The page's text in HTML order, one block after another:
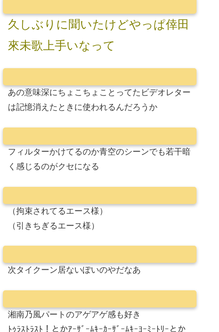
久しぶりに聞いたけどやっぱ倖田
來未歌上手いなって
あの意味深にちょこちょことってたビデオレター
は記憶消えたときに使われるんだろうか
フィルターかけてるのか青空のシーンでも若干暗
く感じるのがクセになる
（拘束されてるエース様）
（引きちぎるエース様）
次タイクーン居ないぽいのやだなあ
湘南乃風パートのアゲアゲ感も好き
ﾄｩﾗｽﾄﾗｽﾄ！とかｱｰｻﾞｰﾑｷｰｶｰｻﾞｰﾑｷｰﾖｰﾐｰﾄﾘｰとか